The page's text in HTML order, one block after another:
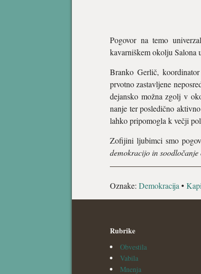
Pogovor na temo
kavarniškem okolju Salona
Branko Gerlič,
prvotno zastavljene
dejansko možna zgolj v
nanje ter posledično
lahko pripomogla k večji
Zofijini ljubimci smo
demokracijo in soodločanje
Oznake: Demokracija •
Rubrike
Obvestila
Vabila
Mnenja